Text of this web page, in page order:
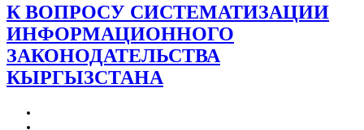
К ВОПРОСУ СИСТЕМАТИЗАЦИИ
ИНФОРМАЦИОННОГО
ЗАКОНОДАТЕЛЬСТВА
КЫРГЫЗСТАНА